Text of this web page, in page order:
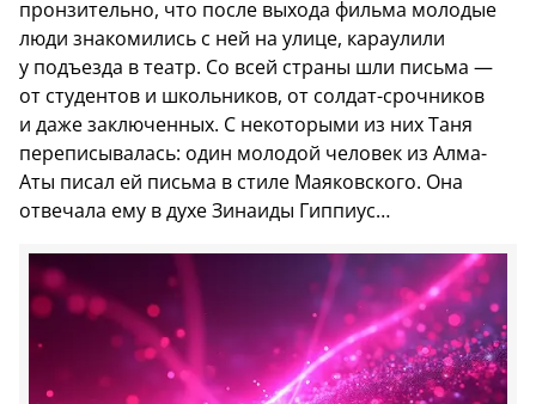
пронзительно, что после выхода фильма молодые
люди знакомились с ней на улице, караулили
у подъезда в театр. Со всей страны шли письма —
от студентов и школьников, от солдат-срочников
и даже заключенных. С некоторыми из них Таня
переписывалась: один молодой человек из Алма-
Аты писал ей письма в стиле Маяковского. Она
отвечала ему в духе Зинаиды Гиппиус…